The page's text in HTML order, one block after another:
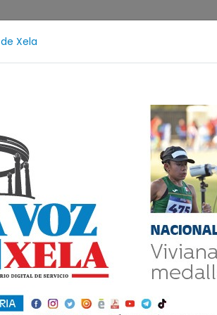
Xela
La Voz de Xela Sports
Infantil Incendios
de
Comparte